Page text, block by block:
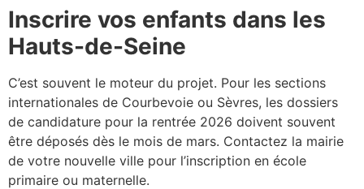
Inscrire vos enfants dans les
Hauts-de-Seine
C’est souvent le moteur du projet. Pour les sections
internationales de Courbevoie ou Sèvres, les dossiers
de candidature pour la rentrée 2026 doivent souvent
être déposés dès le mois de mars. Contactez la mairie
de votre nouvelle ville pour l’inscription en école
primaire ou maternelle.